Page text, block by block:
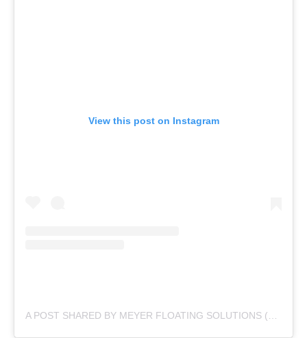
View this post on Instagram
A POST SHARED BY MEYER FLOATING SOLUTIONS (@MEYERFLOATINGSOLUTIONS)